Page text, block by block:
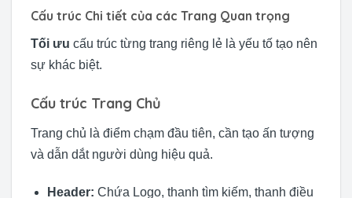
Cấu trúc Chi tiết của các Trang Quan trọng
Tối ưu cấu trúc từng trang riêng lẻ là yếu tố tạo nên
sự khác biệt.
Cấu trúc Trang Chủ
Trang chủ là điểm chạm đầu tiên, cần tạo ấn tượng
và dẫn dắt người dùng hiệu quả.
Header: Chứa Logo, thanh tìm kiếm, thanh điều